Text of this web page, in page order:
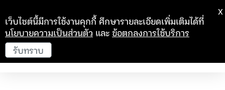
เว็บไซต์นี้มีการใช้งานคุกกี้ ศึกษารายละเอียดเพิ่มเติมได้ที่
นโยบายความเป็นส่วนตัว และข้อตกลงการใช้บริการ
รับทราบ
X